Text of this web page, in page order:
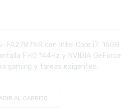
FA2787NR con Intel Core i7, 16GB
FHD 144Hz y NVIDIA GeForce
gaming y tareas exigentes.
AL CARRITO